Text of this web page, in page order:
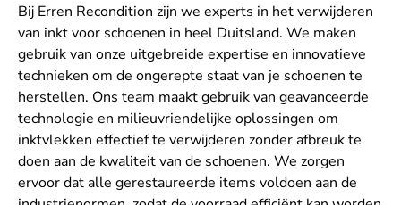
Bij Erren Recondition zijn we experts in het verwijderen
van inkt voor schoenen in heel Duitsland. We maken
gebruik van onze uitgebreide expertise en innovatieve
technieken om de ongerepte staat van je schoenen te
herstellen. Ons team maakt gebruik van geavanceerde
technologie en milieuvriendelijke oplossingen om
inktvlekken effectief te verwijderen zonder afbreuk te
doen aan de kwaliteit van de schoenen. We zorgen
ervoor dat alle gerestaureerde items voldoen aan de